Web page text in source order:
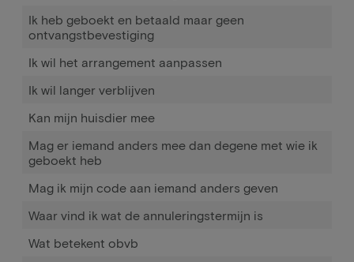
Ik heb geboekt en betaald maar geen
ontvangstbevestiging
Ik wil het arrangement aanpassen
Ik wil langer verblijven
Kan mijn huisdier mee
Mag er iemand anders mee dan degene met wie ik
geboekt heb
Mag ik mijn code aan iemand anders geven
Waar vind ik wat de annuleringstermijn is
Wat betekent obvb